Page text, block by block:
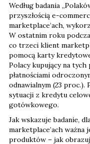
Według badania
przyszłością e-
marketplace’ach,
W ostatnim roku
co trzeci klient
pomocą karty
Polacy kupujący na
płatnościami
odnawialnym (23 proc.).
sytuacji z kredytu
gotówkowego.
Jak wskazuje badanie,
marketplace’ach ważna
produktów – jak